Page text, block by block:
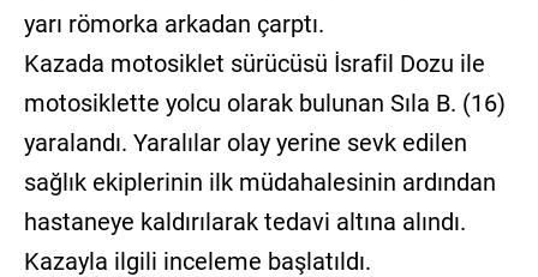
yarı römorka arkadan çarptı.
Kazada motosiklet sürücüsü İsrafil Dozu ile
motosiklette yolcu olarak bulunan Sıla B. (16)
yaralandı. Yaralılar olay yerine sevk edilen
sağlık ekiplerinin ilk müdahalesinin ardından
hastaneye kaldırılarak tedavi altına alındı.
Kazayla ilgili inceleme başlatıldı.